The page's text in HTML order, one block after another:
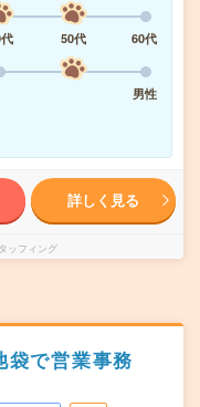
50代
60代
男性
詳しく見る
ッフィング
で営業事務